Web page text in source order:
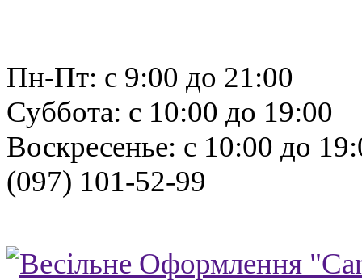
Пн-Пт: с 9:00 до 21:00
Суббота: с 10:00 до 19:00
Воскресенье: с 10:00 до
(097) 101-52-99